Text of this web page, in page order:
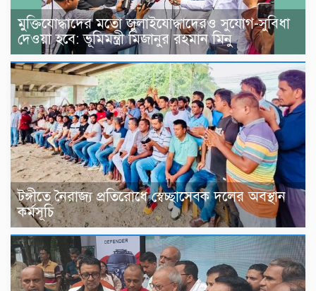
মুক্তিযোদ্ধাদের মতো জুলাইযোদ্ধাদেরও সুযোগ-সুবিধা
দেওয়া হবে: ভূমিমন্ত্রী মিজানুর রহমান মিনু
টঙ্গীতে নৈরাজ্য প্রতিরোধে স্বেচ্ছাসেবক দলের অবস্থান
কর্মসূচি